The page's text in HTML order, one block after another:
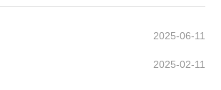
2025-06-11
2025-02-11